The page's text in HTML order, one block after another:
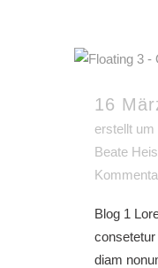
16
erstellt um
Beate
Blog 1
diam